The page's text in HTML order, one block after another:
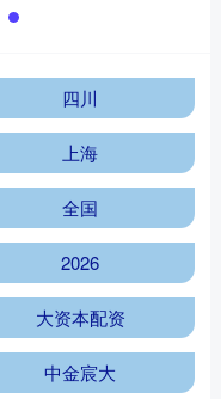
四川
上海
全国
2026
大资本配资
中金宸大